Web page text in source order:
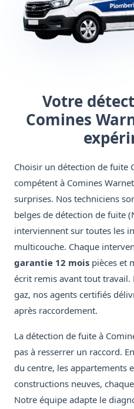
Votre
Comines
Choisir un détection de fuite
compétent à Comines
surprises. Nos techniciens
belges de détection de fuite
interviennent sur toutes les
multicouche. Chaque
garantie 12 mois pièces et
écrit remis avant tout
gaz, nos agents certifiés
après raccordement.
La détection de fuite à
pas à resserrer un raccord.
du centre, les appartements
constructions neuves,
Notre équipe adapte le